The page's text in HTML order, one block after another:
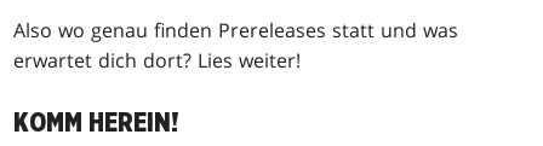
Also wo genau finden Prereleases statt und was
erwartet dich dort? Lies weiter!
KOMM HEREIN!